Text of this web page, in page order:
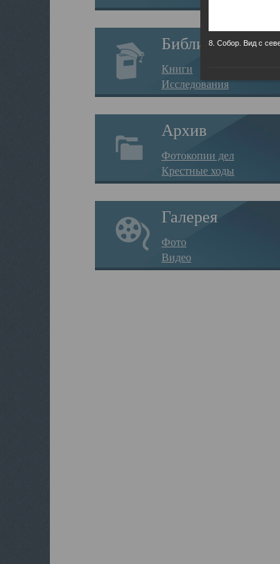
Библиотека
Книги
Исследования
Архив
Фотокопии дел
Крестные ходы
Галерея
Фото
Видео
8. Собор. Вид с